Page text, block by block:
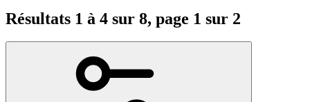
Résultats 1 à 4 sur 8, page 1 sur 2